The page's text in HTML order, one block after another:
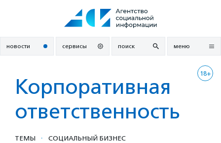
новости сервисы поиск меню
18+
Корпоративная
ответственность
ТЕМЫ · СОЦИАЛЬНЫЙ БИЗНЕС